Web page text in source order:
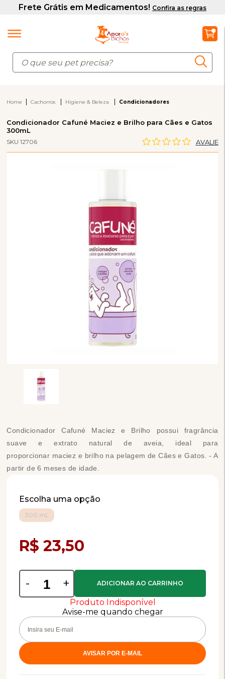
Home Cachorros Higiene & Beleza Condicionadores
Condicionador Cafuné Maciez e Brilho para Cães e Gatos
300mL
SKU 12706 AVALIE
Condicionador Cafuné Maciez e Brilho possui fragrância
suave e extrato natural de aveia, ideal para
proporcionar maciez e brilho na pelagem de Cães e Gatos. - A
partir de 6 meses de idade.
Escolha uma opção
300 mL
R$ 23,50
- +
Produto Indisponível
Avise-me quando chegar